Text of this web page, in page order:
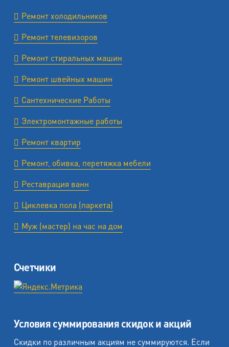
Ремонт холодильников
Ремонт телевизоров
Ремонт стиральных машин
Ремонт швейных машин
Сантехнические Работы
Электромонтажные работы
Ремонт квартир
Ремонт, обивка, перетяжка мебели
Реставрация ванн
Циклевка пола (паркета)
Муж (мастер) на час на дом
Счетчики
Условия суммирования скидок и акций
Скидки по различным акциям не суммируются. Если